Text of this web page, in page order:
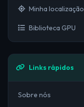
Minha localização
Biblioteca GPU
Links rápidos
Sobre nós